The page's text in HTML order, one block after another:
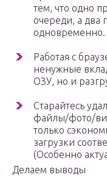
тем, что одно
очереди, а два
одновременно.
Работая с
ненужные
ОЗУ, но и
Старайтесь
файлы/фото/
только
загрузки
(Особенно
Делаем выводы